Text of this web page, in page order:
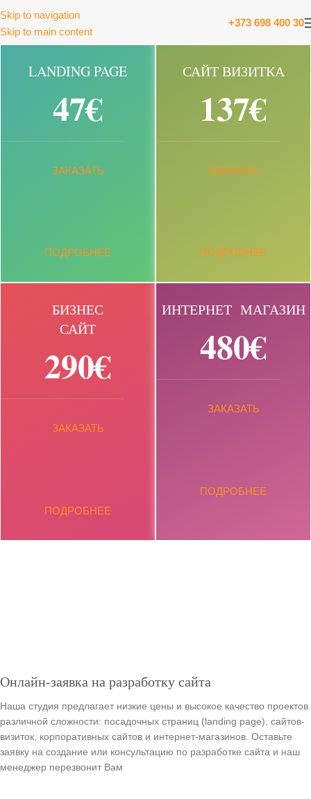
Skip to navigation
Skip to main content
+373 698 400 30
LANDING PAGE
47€
ЗАКАЗАТЬ
ПОДРОБНЕЕ
САЙТ ВИЗИТКА
137€
ЗАКАЗАТЬ
ПОДРОБНЕЕ
БИЗНЕС
САЙТ
290€
ЗАКАЗАТЬ
ПОДРОБНЕЕ
ИНТЕРНЕТ МАГАЗИН
480€
ЗАКАЗАТЬ
ПОДРОБНЕЕ
Онлайн-заявка на разработку сайта
Наша студия предлагает низкие цены и высокое качество проектов
различной сложности: посадочных страниц (landing page), сайтов-
визиток, корпоративных сайтов и интернет-магазинов. Оставьте
заявку на создание или консультацию по разработке сайта и наш
менеджер перезвонит Вам